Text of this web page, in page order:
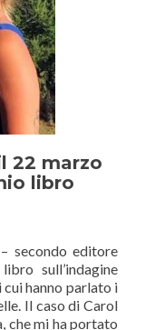
22 marzo
libro
secondo editore
sull’indagine
hanno parlato i
Il caso di Carol
che mi ha portato